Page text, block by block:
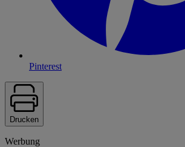
Pinterest
Drucken
Werbung